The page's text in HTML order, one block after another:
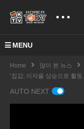
MENU
Home 많이 본 뉴스
‘집값, 이자율 상승으로 활동
AUTO NEXT